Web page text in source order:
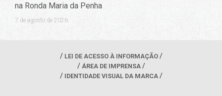
na Ronda Maria da Penha
7 de agosto de 2026
LEI DE ACESSO À INFORMAÇÃO
ÁREA DE IMPRENSA
IDENTIDADE VISUAL DA MARCA